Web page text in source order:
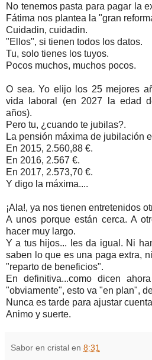
No tenemos pasta para pagar la
Fátima nos plantea la "gran
Cuidadin, cuidadin.
"Ellos", si tienen todos los datos.
Tu, solo tienes los tuyos.
Pocos muchos, muchos pocos.
O sea. Yo elijo los 25 mejores
vida laboral (en 2027 la edad
años).
Pero tu, ¿cuando te jubilas?.
La pensión máxima de jubilación
En 2015, 2.560,88 €.
En 2016, 2.567 €.
En 2017, 2.573,70 €.
Y digo la máxima....
¡Ala!, ya nos tienen entretenidos
A unos porque están cerca. A
hacer muy largo.
Y a tus hijos... les da igual. Ni
saben lo que es una paga extra,
"reparto de beneficios".
En definitiva...como dicen
"obviamente", esto va "en plan",
Nunca es tarde para ajustar
Animo y suerte.
Sabor en cristal en 8:31